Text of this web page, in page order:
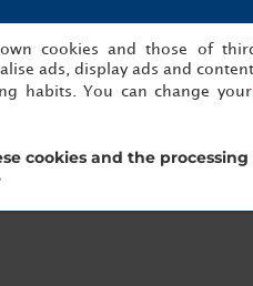
proporcionan unas
categorías diferentes de
y necesidades. Nuestras
otro hotel de la zona.
cookies and those of
ads, display ads and
habits. You can change your
cookies and the